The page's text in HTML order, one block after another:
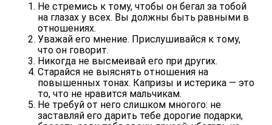
Не стремись к тому, чтобы он бегал за тобой
на глазах у всех. Вы должны быть равными в
отношениях.
Уважай его мнение. Прислушивайся к тому,
что он говорит.
Никогда не высмеивай его при других.
Старайся не выяснять отношения на
повышенных тонах. Капризы и истерика — это
то, что не нравится мальчикам.
Не требуй от него слишком многого: не
заставляй его дарить тебе дорогие подарки,